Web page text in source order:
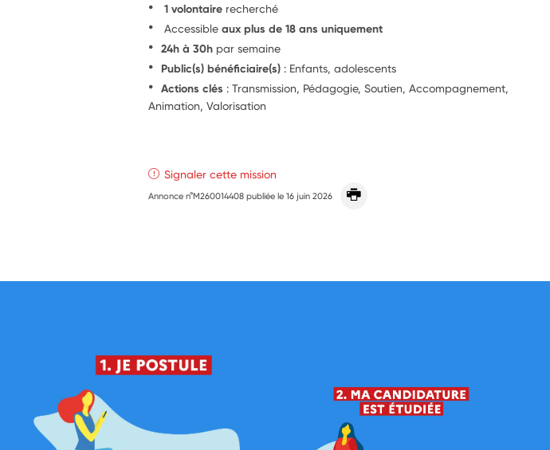
1 volontaire recherché
Accessibleaux plus de 18 ans uniquement
24h à 30h par semaine
Public(s) bénéficiaire(s) : Enfants, adolescents
Actions clés : Transmission, Pédagogie, Soutien, Accompagnement,
Animation, Valorisation
Signaler cette mission
Annonce n°M260014408 publiée le16 juin 2026